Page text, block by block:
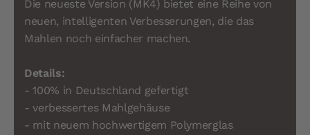
Die neueste Version (MK4) bietet eine Reihe von
neuen, intelligenten Verbesserungen, die das
Mahlen noch einfacher machen.
Details:
- 100% in Deutschland gefertigt
- verbessertes Mahlgehäuse
- mit neuem hochwertigem Polymerglas